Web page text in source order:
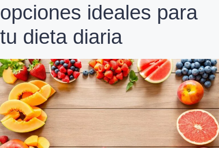
opciones ideales para
tu dieta diaria